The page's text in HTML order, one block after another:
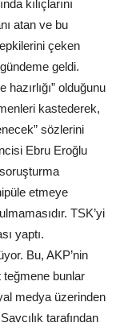
kılıçlarını
atan ve bu
çeken
geldi.
olduğunu
kastederek,
sözlerini
Ebru Eroğlu
etmeye
TSK’yi
yaptı.
Bu, AKP’nin
teğmene bunlar
medya üzerinden
tarafından